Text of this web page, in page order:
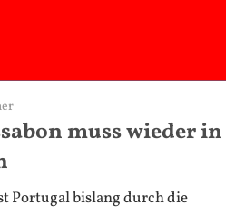
muss wieder in
Portugal bislang durch die